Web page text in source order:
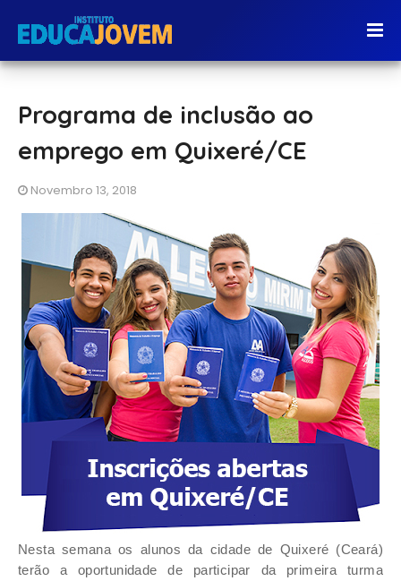
Programa de inclusão ao
emprego em Quixeré/CE
Novembro 13, 2018
Nesta semana os alunos da cidade de Quixeré (Ceará)
terão a oportunidade de participar da primeira turma